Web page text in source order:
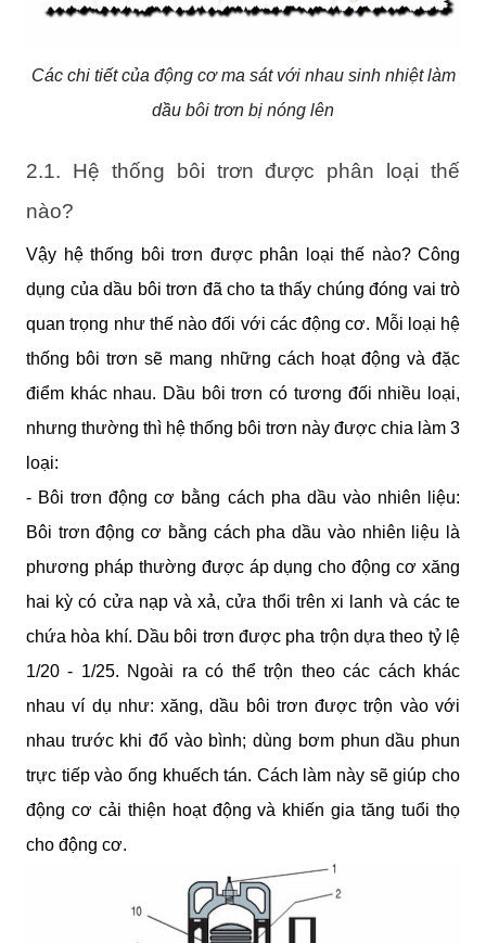
Các chi tiết của động cơ ma sát với nhau sinh nhiệt làm
dầu bôi trơn bị nóng lên
2.1. Hệ thống bôi trơn được phân loại thế
nào?
Vậy hệ thống bôi trơn được phân loại thế nào? Công
dụng của dầu bôi trơn đã cho ta thấy chúng đóng vai trò
quan trọng như thế nào đối với các động cơ. Mỗi loại hệ
thống bôi trơn sẽ mang những cách hoạt động và đặc
điểm khác nhau. Dầu bôi trơn có tương đối nhiều loại,
nhưng thường thì hệ thống bôi trơn này được chia làm 3
loại:
- Bôi trơn động cơ bằng cách pha dầu vào nhiên liệu:
Bôi trơn động cơ bằng cách pha dầu vào nhiên liệu là
phương pháp thường được áp dụng cho động cơ xăng
hai kỳ có cửa nạp và xả, cửa thổi trên xi lanh và các te
chứa hòa khí. Dầu bôi trơn được pha trộn dựa theo tỷ lệ
1/20 - 1/25. Ngoài ra có thể trộn theo các cách khác
nhau ví dụ như: xăng, dầu bôi trơn được trộn vào với
nhau trước khi đổ vào bình; dùng bơm phun dầu phun
trực tiếp vào ống khuếch tán. Cách làm này sẽ giúp cho
động cơ cải thiện hoạt động và khiến gia tăng tuổi thọ
cho động cơ.